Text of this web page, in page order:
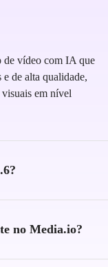
de vídeo com IA que
de alta qualidade,
em nível
no Media.io?